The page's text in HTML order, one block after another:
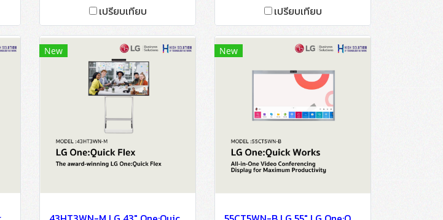
เปรียบเทียบ
เปรียบเทียบ
New New